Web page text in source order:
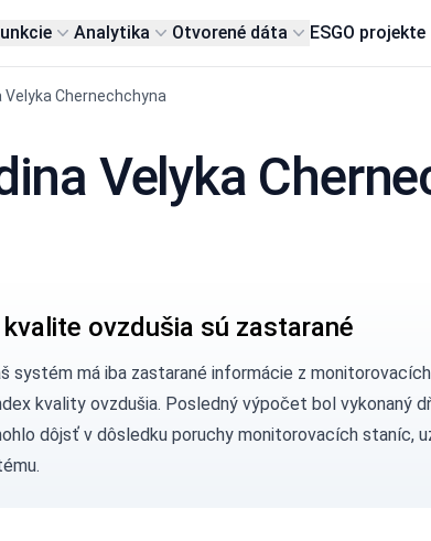
Analytika Otvorené dáta ESGO projekte
Velyka Chernechchyna
Velyka
kvalite ovzdušia sú zastarané
systém má iba zastarané informácie z
kvality ovzdušia. Posledný výpočet bol vykonaný
dôjsť v dôsledku poruchy monitorovacích staníc,